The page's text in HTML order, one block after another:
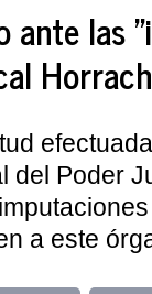
ante las
del Poder
a este